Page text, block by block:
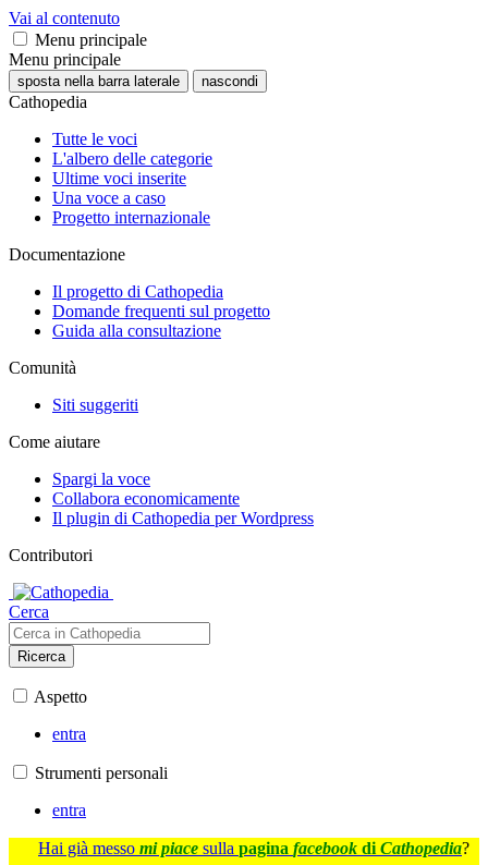
Vai al contenuto
Menu principale
Menu principale
sposta nella barra laterale nascondi
Cathopedia
Tutte le voci
L'albero delle categorie
Ultime voci inserite
Una voce a caso
Progetto internazionale
Documentazione
Il progetto di Cathopedia
Domande frequenti sul progetto
Guida alla consultazione
Comunità
Siti suggeriti
Come aiutare
Spargi la voce
Collabora economicamente
Il plugin di Cathopedia per Wordpress
Contributori
Cerca
Ricerca
Aspetto
entra
Strumenti personali
entra
Hai già messo mi piace sulla pagina facebook di Cathopedia?